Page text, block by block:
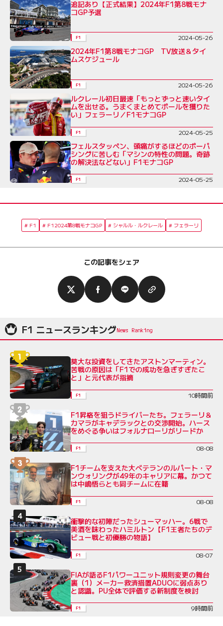
追記あり【正式結果】2024年F1第8戦モナ
コGP予選
F1 2024-05-26
2024年F1第8戦モナコGP TV放送＆タイ
ムスケジュール
F1 2024-05-26
ルクレール初日最速「もっとずっと速いタイ
ムを出せる。うまくまとめてポールを獲りた
い」フェラーリ／F1モナコGP
F1 2024-05-25
フェルスタッペン、頭痛がするほどのポーパ
シングに苦しむ「マシンの特性の問題。奇跡
の解決法などない」F1モナコGP
F1 2024-05-25
F1 F12024第8戦モナコGP シャルル・ルクレール フェラーリ
この記事をシェア
F1 ニュースランキング
莫大な投資をしてきたアストンマーティン。
苦戦の原因は「F1での成功を急ぎすぎたこ
と」と元代表が指摘
F1 10時間前
F1昇格を狙うドライバーたち。フェラーリ＆
カマラがキャデラックとの交渉開始。ハース
をめぐる争いはフォルナローリがリードか
F1 08-08
F1チームを支えた大ベテランのルパート・マ
ンウォリングが49年のキャリアに幕。かつて
は中嶋悟らとも同チームに在籍
F1 08-08
衝撃的な初陣だったシューマッハー。6戦で
美酒を味わったハミルトン【F1王者たちのデ
ビュー戦と初優勝の物語】
F1 08-07
FIAが語るF1パワーユニット規則変更の舞台
裏（1）メーカー救済措置ADUOに弱点あり
と認識。PU全体で評価する新制度を検討
F1 9時間前